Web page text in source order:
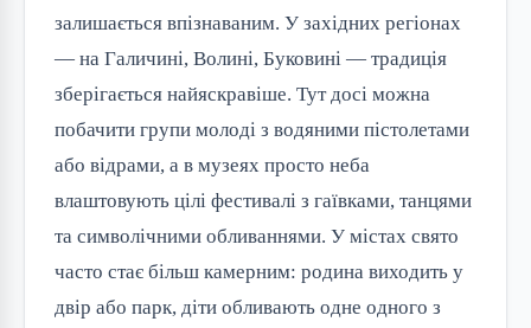
залишається впізнаваним. У західних регіонах
— на Галичині, Волині, Буковині — традиція
зберігається найяскравіше. Тут досі можна
побачити групи молоді з водяними пістолетами
або відрами, а в музеях просто неба
влаштовують цілі фестивалі з гаївками, танцями
та символічними обливаннями. У містах свято
часто стає більш камерним: родина виходить у
двір або парк, діти обливають одне одного з